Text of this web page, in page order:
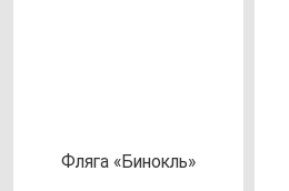
Фля­га «Бинокль»